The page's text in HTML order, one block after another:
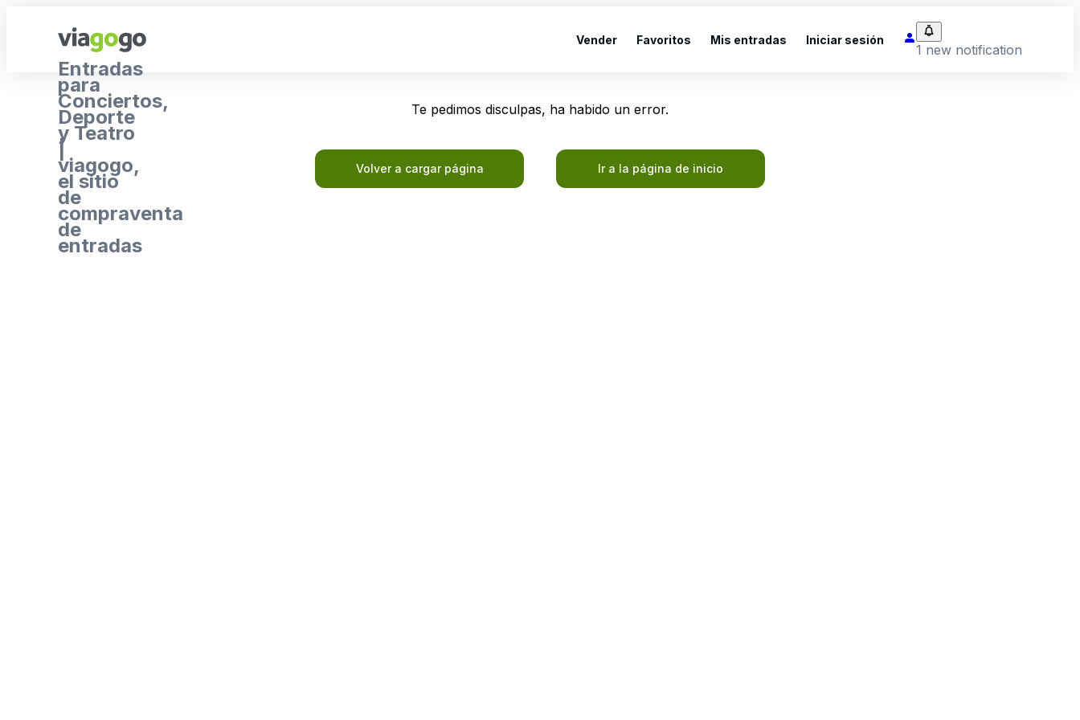
Entradas
para
Conciertos,
Deporte
y Teatro
|
viagogo,
el sitio
de
compraventa
de
entradas
Vender Favoritos Mis entradas Iniciar sesión
1 new notification
Te pedimos disculpas, ha habido un error.
Volver a cargar página Ir a la página de inicio